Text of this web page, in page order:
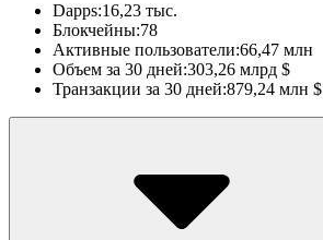
Dapps:16,23 тыс.
Блокчейны:78
Активные пользователи:66,47 млн
Объем за 30 дней:303,26 млрд $
Транзакции за 30 дней:879,24 млн $